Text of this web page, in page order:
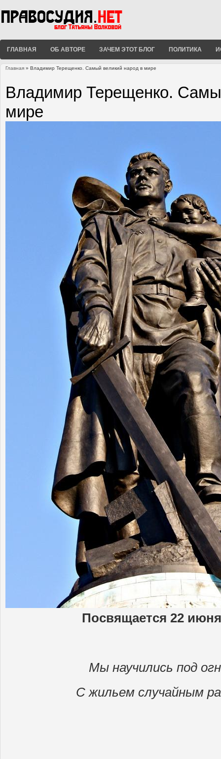
ГЛАВНАЯ ОБ АВТОРЕ ЗАЧЕМ ЭТОТ БЛОГ ПОЛИТИКА
Главная » Владимир Терещенко. Самый великий народ в мире
Владимир Терещенко.
мире
Посвящается 22
Мы научились под
С жильем случайным